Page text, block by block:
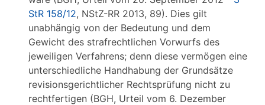
StR 158/12, NStZ-RR 2013, 89). Dies gilt
unabhängig von der Bedeutung und dem
Gewicht des strafrechtlichen Vorwurfs des
jeweiligen Verfahrens; denn diese vermögen eine
unterschiedliche Handhabung der Grundsätze
revisionsgerichtlicher Rechtsprüfung nicht zu
rechtfertigen (BGH, Urteil vom 6. Dezember